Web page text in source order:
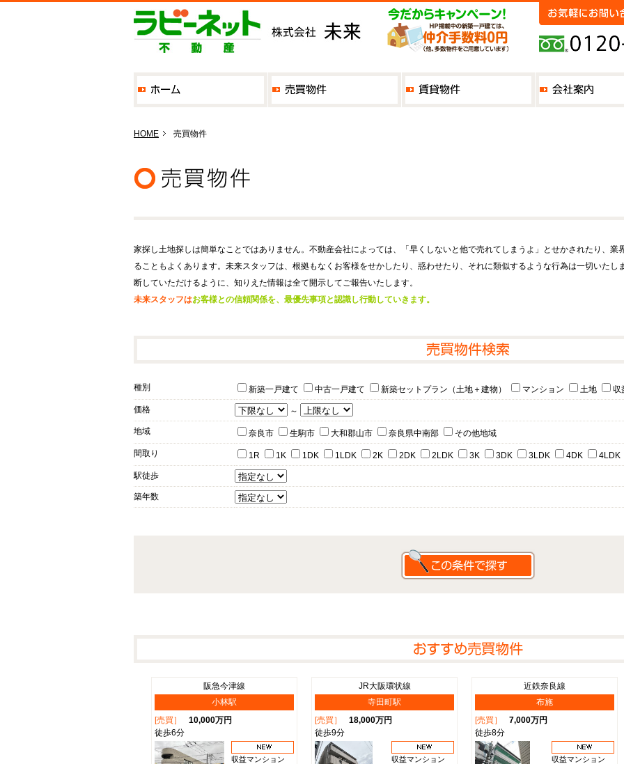
HOME 売買物件
家探し土地探しは簡単なことではありません。不動産会社によっては、「早くしないと他で売れてしまうよ」とせかされたり、
ることもよくあります。未来スタッフは、根拠もなくお客様をせかしたり、惑わせたり、それに類似するような行為は一切いたし
断していただけるように、知りえた情報は全て開示してご報告いたします。
未来スタッフはお客様との信頼関係を、最優先事項と認識し行動していきます。
種別 新築一戸建て 中古一戸建て 新築セットプラン（土地＋建物） マンション 土地 収
価格 ～
地域 奈良市 生駒市 大和郡山市 奈良県中南部 その他地域
間取り 1R 1K 1DK 1LDK 2K 2DK 2LDK 3K 3DK 3LDK 4DK 4LDK
駅徒歩
築年数
阪急今津線
小林駅
[売買］
10,000万円
徒歩6分
収益マンション
JR大阪環状線
寺田町駅
[売買］
18,000万円
徒歩9分
収益マンション
近鉄奈良線
布施
[売買］
7,000万円
徒歩8分
収益マンション